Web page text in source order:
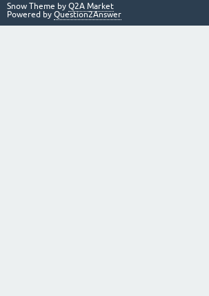
Snow Theme by Q2A Market
Powered by Question2Answer